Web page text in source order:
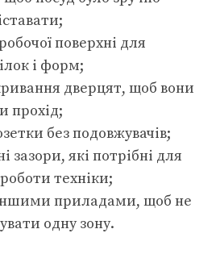
поверхні для
і форм;
дверцят, щоб вони
прохід;
без подовжувачів;
зазори, які потрібні для
техніки;
іншими приладами, щоб не
одну зону.